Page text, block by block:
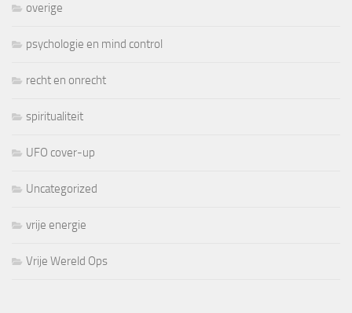
overige
psychologie en mind control
recht en onrecht
spiritualiteit
UFO cover-up
Uncategorized
vrije energie
Vrije Wereld Ops